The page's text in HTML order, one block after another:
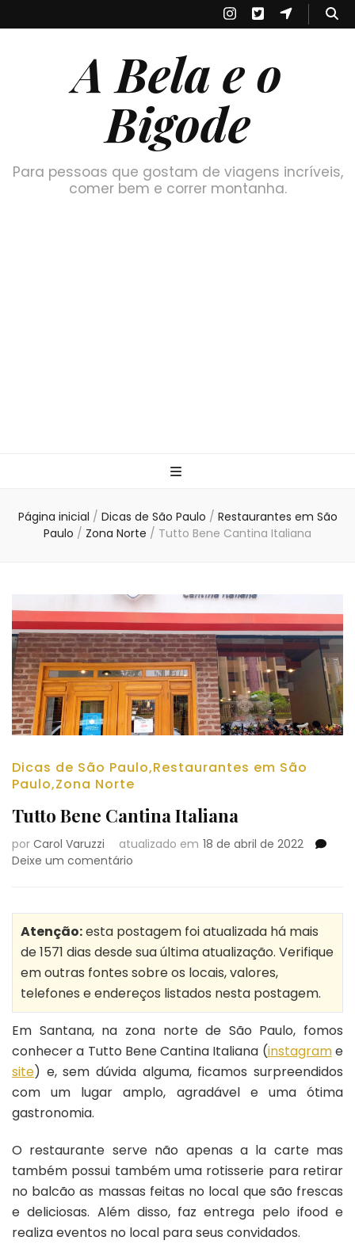
A Bela e o
Bigode
Para pessoas que gostam de viagens incríveis,
comer bem e correr montanha.
Página inicial / Dicas de São Paulo / Restaurantes em São
Paulo / Zona Norte / Tutto Bene Cantina Italiana
Dicas de São Paulo,Restaurantes em São
Paulo,Zona Norte
Tutto Bene Cantina Italiana
por Carol Varuzzi atualizado em 18 de abril de 2022
Deixe um comentário
Cantina
Italiana
Atenção:esta postagem foi atualizada há mais
de 1571 dias desde sua última atualização. Verifique
em outras fontes sobre os locais, valores,
telefones e endereços listados nesta postagem.
Em Santana, na zona norte de São Paulo, fomos
conhecer a Tutto Bene Cantina Italiana (instagrame
site) e, sem dúvida alguma, ficamos surpreendidos
com um lugar amplo, agradável e uma ótima
gastronomia.
O restaurante serve não apenas a la carte mas
também possui também uma rotisserie para retirar
no balcão as massas feitas no local que são frescas
e deliciosas. Além disso, faz entrega pelo ifood e
realiza eventos no local para seus convidados.